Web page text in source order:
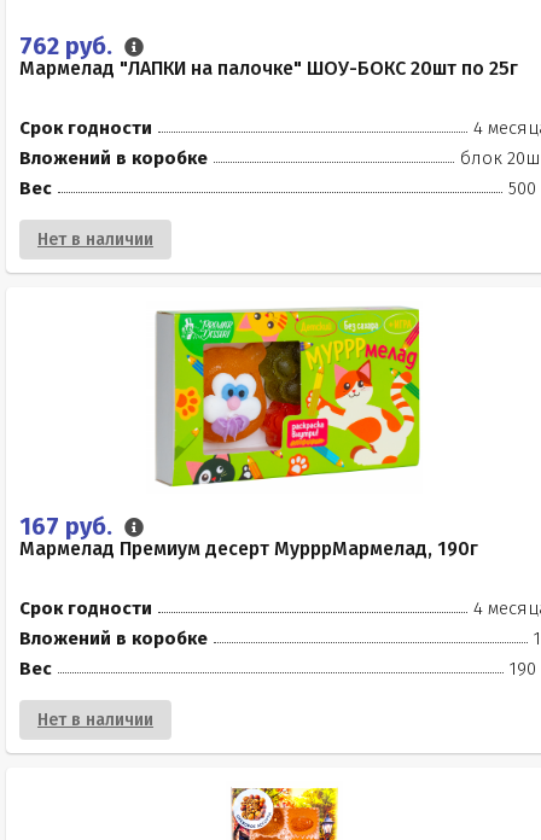
762 руб.
Мармелад "ЛАПКИ на палочке" ШОУ-БОКС 20шт по 25г
Срок годности
4
Вложений в коробке
блок
Вес
500
Нет в наличии
167 руб.
Мармелад Премиум десерт МурррМармелад, 190г
Срок годности
4
Вложений в коробке
Вес
190
Нет в наличии